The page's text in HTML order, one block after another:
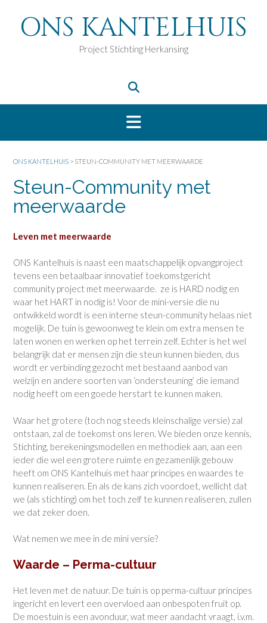
inhoudONS KANTELHUIS
Project Stichting Herkansing
ONS KANTELHUIS > STEUN-COMMUNITY MET MEERWAARDE
Steun-Community met
meerwaarde
Leven met meerwaarde
ONS Kantelhuis is naast een maatschappelijk opvangproject
tevens een betaalbaar innovatief toekomstgericht
community project met meerwaarde. ze is HARD nodig en
waar het HART in nodig is! Voor de mini-versie die nu
ontwikkeld wordt is een interne steun-community helaas niet
mogelijk. De tuin is gewoonweg te klein om extra mensen te
laten wonen en werken op het terrein zelf. Echter is het wel
belangrijk dat er mensen zijn die steun kunnen bieden, dus
wordt er verbinding gezocht met bestaand aanbod van
welzijn en andere soorten van ‘ondersteuning’ die iemand
nodig heeft om een goede herstart te kunnen maken.
Waar het grotere (toch nog steeds kleinschalige versie) zal
ontstaan, zal de toekomst ons leren. We bieden onze kennis,
Stichting, berekeningsmodellen en methodiek aan, aan een
ieder die wel een grotere ruimte en gezamenlijk gebouw
heeft om ONS Kantelhuis met haar principes en waardes te
kunnen realiseren. En als de kans zich voordoet, wellicht dat
we (als stichting) om het toch zelf te kunnen realiseren, zullen
we dat zeker doen.
Wat nemen we mee in de mini versie?
Waarde – Perma-cultuur
Het leven met de natuur. De tuin is op perma-cultuur principes
ingericht en levert een overvloed aan onbespoten fruit op.
De moestuin is een avonduur, wat meer aandacht vraagt, i.v.m.